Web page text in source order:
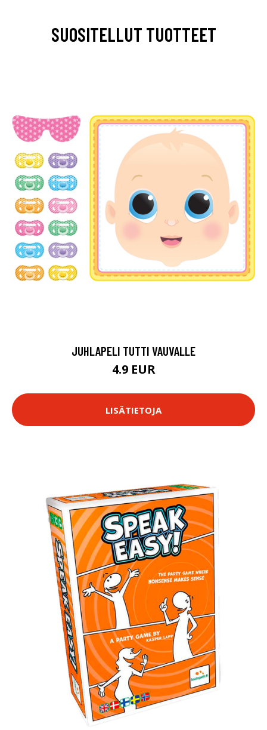
SUOSITELLUT TUOTTEET
JUHLAPELI TUTTI VAUVALLE
4.9 EUR
LISÄTIETOJA